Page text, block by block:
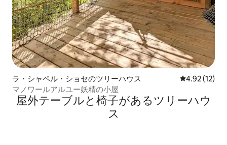
ラ・シャペル・ショセのツリーハウス レビュー12
4.92 (12)
マノワールアルユー妖精の小屋
屋外テーブルと椅子があるツリーハウ
ス